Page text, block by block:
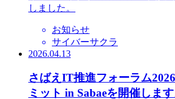
しました。
お知らせ
サイバーサクラ
2026.04.13
さばえIT推進フォーラム
ミット in Sabaeを開催します